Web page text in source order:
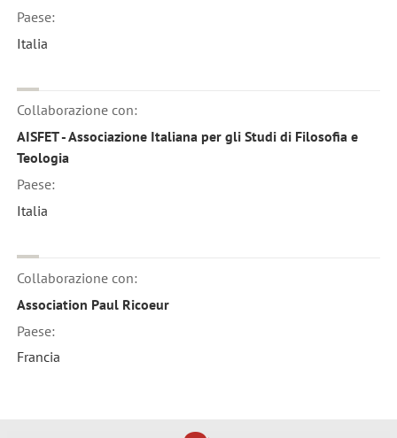
Paese:
Italia
Collaborazione con:
AISFET - Associazione Italiana per gli Studi di Filosofia e
Teologia
Paese:
Italia
Collaborazione con:
Association Paul Ricoeur
Paese:
Francia